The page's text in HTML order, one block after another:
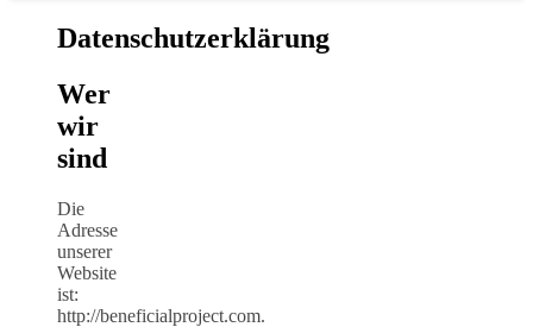
Datenschutzerklärung
Wer
wir
sind
Die
Adresse
unserer
Website
ist:
http://beneficialproject.com.